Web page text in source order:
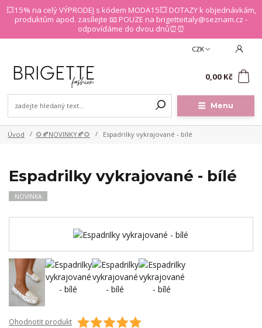
💥15% na celý VÝPRODEJ s kódem MODA15💥 DOTAZY k objednávkám,
produktům apod. zasílejte 📧 POUZE na brigetteitaly@seznam.cz -
odpovídáme do dvou dnů⏰⏰
Menu
CZK
0,00 Kč
Úvod 🌻🍂NOVINKY🍂🌻 Espadrilky vykrajované - bílé
Espadrilky vykrajované - bílé
NOVINKA
Ohodnotit produkt